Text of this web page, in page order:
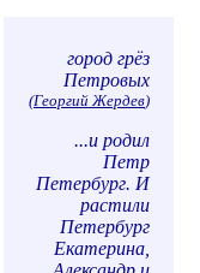
город грёз
Петровых
(Георгий Жердев)
...и родил
Петр
Петербург. И
растили
Петербург
Екатерина,